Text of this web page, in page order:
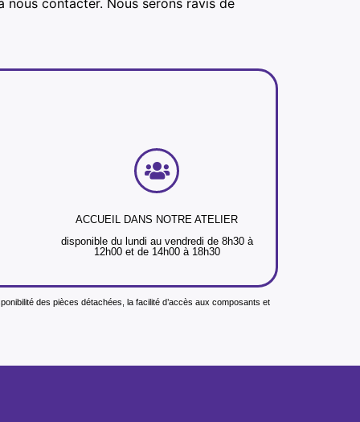
nous contacter. Nous serons ravis de
ACCUEIL DANS NOTRE ATELIER
disponible du lundi au vendredi de 8h30 à
12h00 et de 14h00 à 18h30
des pièces détachées, la facilité d’accès aux composants et